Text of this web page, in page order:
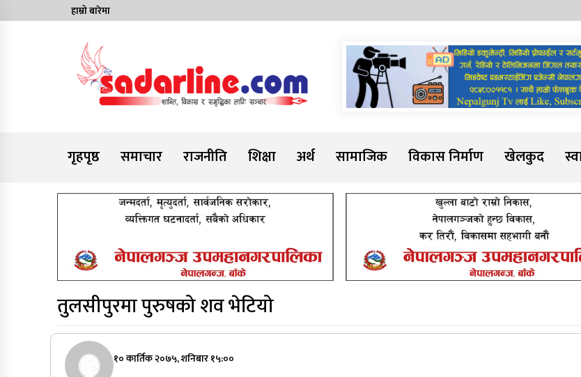
to
हाम्रो बारेमा
Sadarline
गृहपृष्ठ
समाचार राजनीति शिक्षा अर्थ सामाजिक विकास निर्माण खेलकुद
तुलसीपुरमा पुरुषको शव भेटियो
१० कार्तिक २०७५, शनिबार १५:००